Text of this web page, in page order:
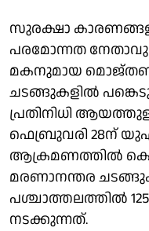
സുരക്ഷാ
പരമോന്നത
മകനുമായ
ചടങ്ങുകളിൽ
പ്രതിനിധി
ഫെബ്രുവരി 28ന്
ആക്രമണത്തിൽ
മരണാനന്തര
പശ്ചാത്തലത്തിൽ
നടക്കുന്നത്.